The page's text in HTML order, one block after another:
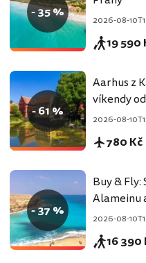
- 35 %
2026-08-
19 590
- 61 %
Aarhus z
víkendy
2026-08-
780 Kč
- 37 %
Buy &
Alameinu
2026-08-
16 390